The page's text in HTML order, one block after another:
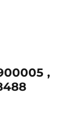
,